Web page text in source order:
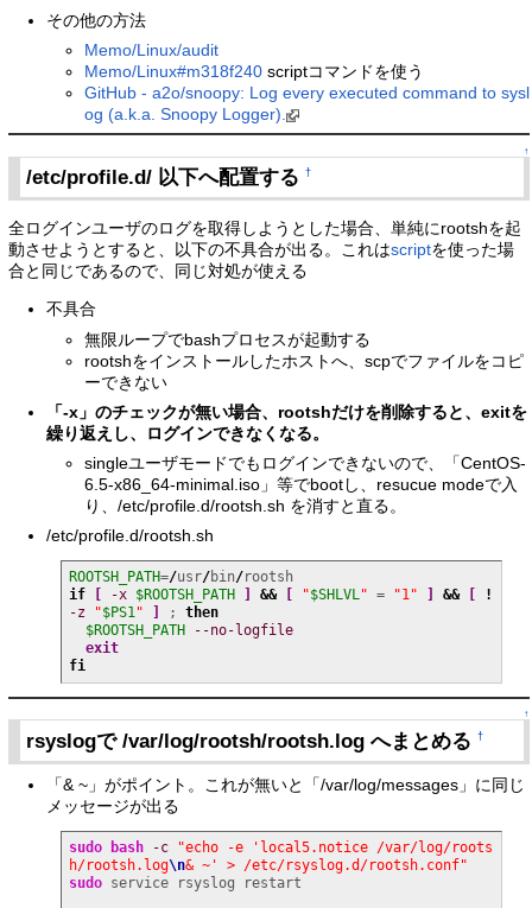
その他の方法
Memo/Linux/audit
Memo/Linux#m318f240 scriptコマンドを使う
GitHub - a2o/snoopy: Log every executed command to sysl
og (a.k.a. Snoopy Logger).
↑
/etc/profile.d/ 以下へ配置する†
全ログインユーザのログを取得しようとした場合、単純にrootshを起
動させようとすると、以下の不具合が出る。これはscriptを使った場
合と同じであるので、同じ対処が使える
不具合
無限ループでbashプロセスが起動する
rootshをインストールしたホストへ、scpでファイルをコピ
ーできない
「-x」のチェックが無い場合、rootshだけを削除すると、exitを
繰り返えし、ログインできなくなる。
singleユーザモードでもログインできないので、「CentOS-
6.5-x86_64-minimal.iso」等でbootし、resucue modeで入
り、/etc/profile.d/rootsh.sh を消すと直る。
/etc/profile.d/rootsh.sh
ROOTSH_PATH=/usr/bin/
rootsh
if
[ -x $ROOTSH_PATH ] && [ "$SHLVL " = "1" ] && [
!
-z
"$PS1 " ] ; then
$ROOTSH_PATH
--no-logfile
exit
fi
↑
rsyslogで /var/log/rootsh/rootsh.log へまとめる†
「& ~」がポイント。これが無いと「/var/log/messages」に同じ
メッセージが出る
sudo bash -c
"echo -e 'local5.notice /var/log/roots
h/rootsh.log\n& ~' > /etc/rsyslog.d/rootsh.conf"
sudo service rsyslog restart